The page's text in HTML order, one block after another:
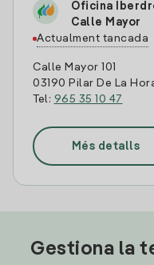
Oficina
Calle Mayor
Actualment tancada
Calle Mayor 101
03190 Pilar De La
Tel: 965 35 10 47
Més detalls
Gestiona la